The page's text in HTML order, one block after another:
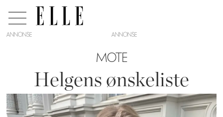
ANNONSE
MOTE
Helgens ønskeliste